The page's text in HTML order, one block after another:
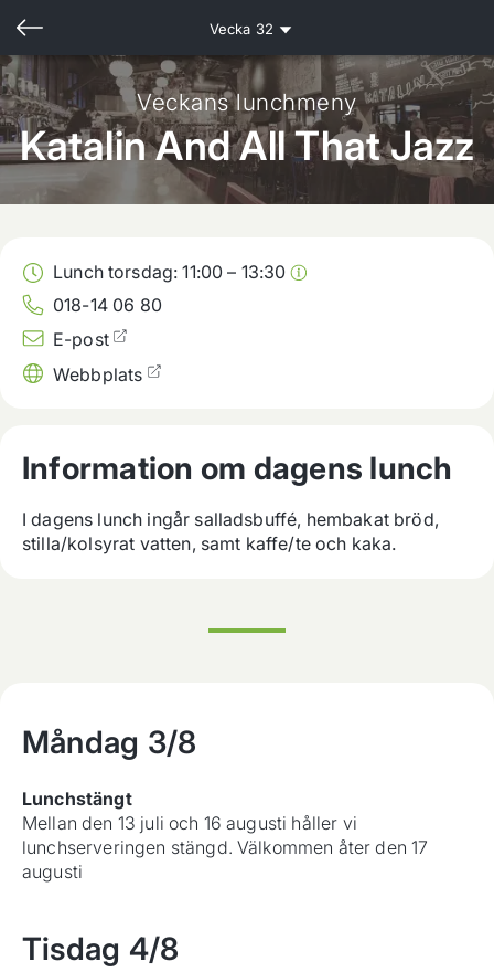
Vecka 32
Veckans lunchmeny
Katalin And All That Jazz
Lunch torsdag:11:00 – 13:30
018-14 06 80
E-post
Webbplats
Information om dagens lunch
I dagens lunch ingår salladsbuffé, hembakat bröd,
stilla/kolsyrat vatten, samt kaffe/te och kaka.
Måndag 3/8
Lunchstängt
Mellan den 13 juli och 16 augusti håller vi
lunchserveringen stängd. Välkommen åter den 17
augusti
Tisdag 4/8